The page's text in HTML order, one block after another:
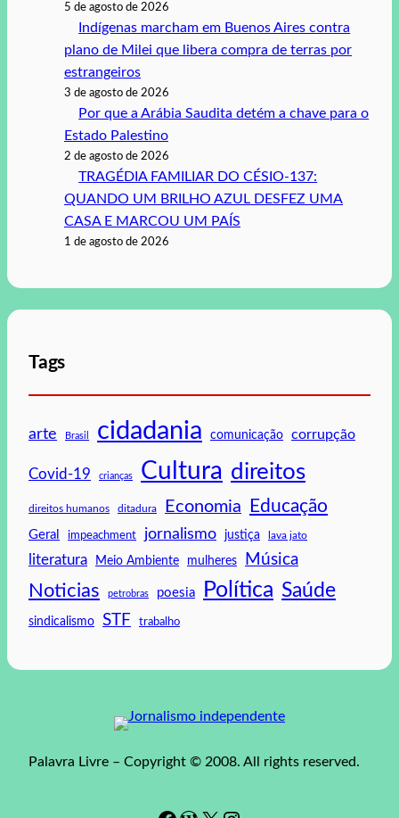
5 de agosto de 2026
Indígenas marcham em Buenos Aires contra
plano de Milei que libera compra de terras por
estrangeiros
3 de agosto de 2026
Por que a Arábia Saudita detém a chave para o
Estado Palestino
2 de agosto de 2026
TRAGÉDIA FAMILIAR DO CÉSIO-137:
QUANDO UM BRILHO AZUL DESFEZ UMA
CASA E MARCOU UM PAÍS
1 de agosto de 2026
Tags
arte Brasil cidadania comunicação corrupção
Covid-19 crianças Cultura direitos
direitos humanos ditadura Economia Educação
Geral impeachment jornalismo justiça lava jato
literatura Meio Ambiente mulheres Música
Noticias petrobras poesia Política Saúde
sindicalismo STF trabalho
Palavra Livre – Copyright © 2008. All rights reserved.